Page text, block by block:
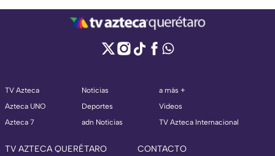
TV Azteca
Azteca UNO
Azteca 7
Noticias
Deportes
adn Noticias
a más +
Videos
TV Azteca Internacional
TV AZTECA QUERÉTARO CONTACTO